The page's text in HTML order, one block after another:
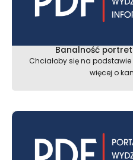
Banalność
Chciałoby się na
więcej o